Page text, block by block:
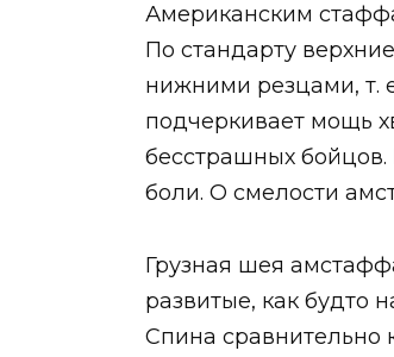
Американским
По стандарту
нижними резцами, т.
подчеркивает мощь
бесстрашных бойцов.
боли. О смелости
Грузная шея
развитые, как будто
Спина сравнительно